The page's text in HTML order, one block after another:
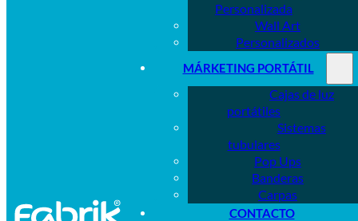
Personalizada
Wall Art
Personalizados
MÁRKETING PORTÁTIL
Cajas de luz
portátiles
Sistemas
tubulares
Pop Ups
Banderas
Carpas
CONTACTO